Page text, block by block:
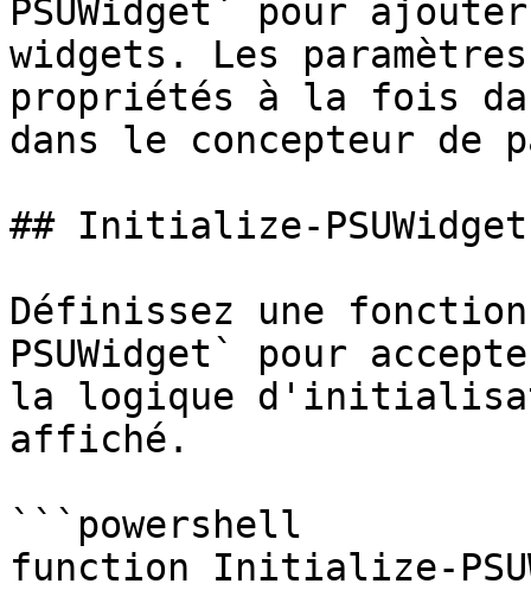
PSUWidget` pour
widgets. Les
propriétés à la fois
dans le concepteur de
## Initialize-PSUWidget
Définissez une
PSUWidget` pour
la logique
affiché.
```powershell
function Initialize-